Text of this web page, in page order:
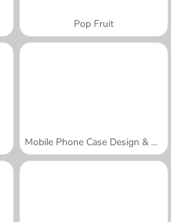
Pop Fruit
Mobile Phone Case Design & DIY